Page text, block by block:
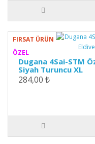
FIRSAT ÜRÜN
ÖZEL
Dugana 4Sai-STM
Siyah Turuncu XL
284,00 ₺